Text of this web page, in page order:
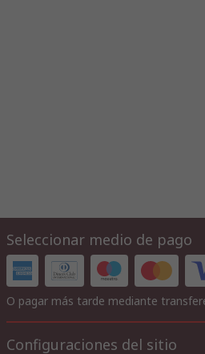
Seleccionar medio de pago
O pagar más tarde mediante
Configuraciones del sitio